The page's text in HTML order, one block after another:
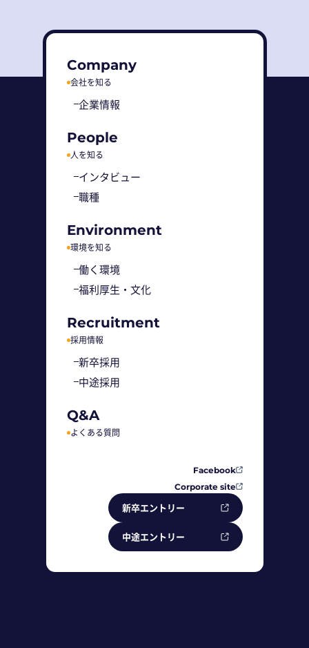
Company
会社を知る
企業情報
People
人を知る
インタビュー
職種
Environment
環境を知る
働く環境
福利厚生・文化
Recruitment
採用情報
新卒採用
中途採用
Q&A
よくある質問
Facebook
Corporate site
新卒エントリー
中途エントリー